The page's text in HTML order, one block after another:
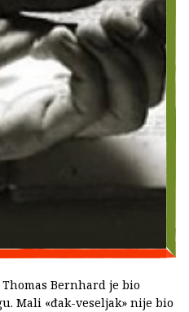
Bernhard je bio
Mali «đak-veseljak» nije bio